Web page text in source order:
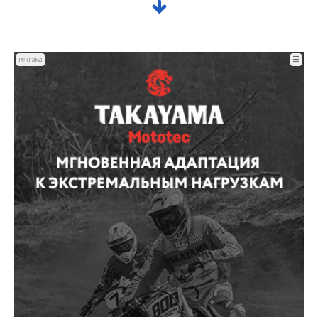
Реклама ☰